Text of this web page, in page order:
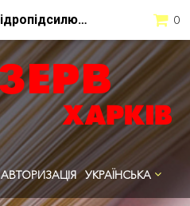
0
АВТОРИЗАЦІЯ УКРАЇНСЬКА
WEXOIL PSF 1л для гідропідсилювачів рульового механізму